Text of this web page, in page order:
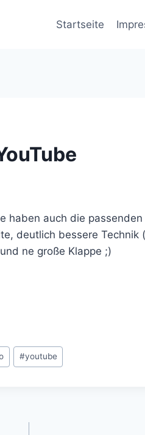
Startseite
haben auch die passenden
deutlich bessere Technik
ne große Klappe ;)
#youtube